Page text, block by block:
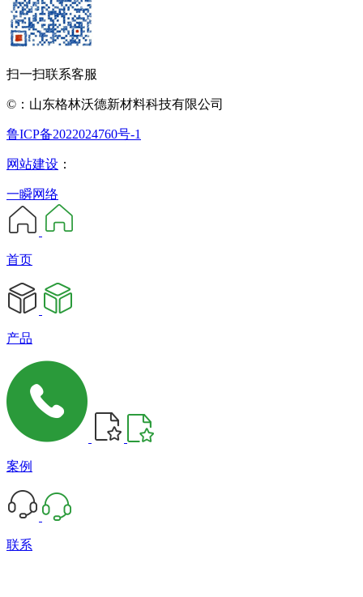
扫一扫联系客服
©：山东格林沃德新材料科技有限公司
鲁ICP备2022024760号-1
网站建设 ：
一瞬网络
首页
产品
案例
联系